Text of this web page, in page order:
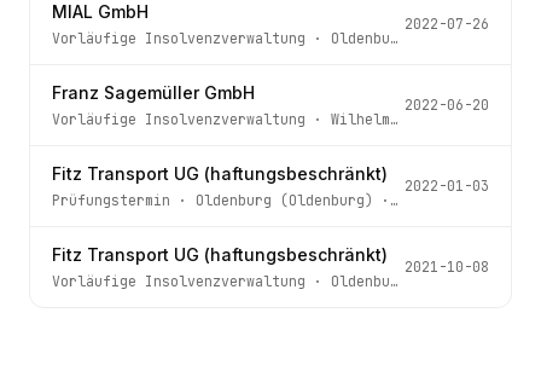
MIAL GmbH
Vorläufige Insolvenzverwaltung · Oldenburg (Oldenburg)
2022-07-26
Franz Sagemüller GmbH
Vorläufige Insolvenzverwaltung · Wilhelmshaven
2022-06-20
Fitz Transport UG (haftungsbeschränkt)
Prüfungstermin · Oldenburg (Oldenburg) · Az.
2022-01-03
Fitz Transport UG (haftungsbeschränkt)
Vorläufige Insolvenzverwaltung · Oldenburg (Oldenburg)
2021-10-08